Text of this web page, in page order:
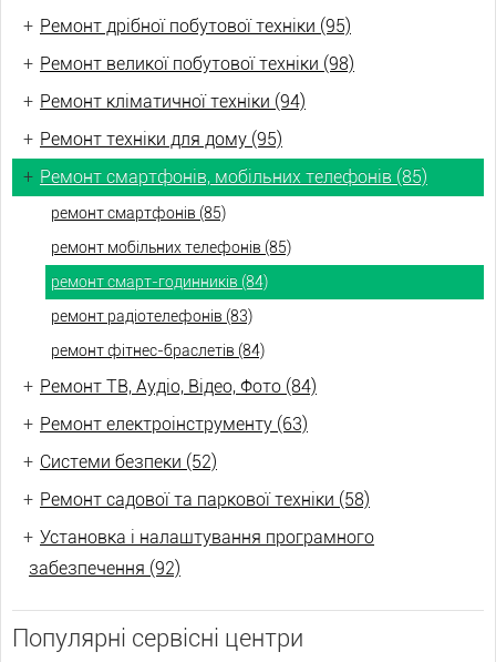
+ Ремонт дрібної побутової техніки (95)
+ Ремонт великої побутової техніки (98)
+ Ремонт кліматичної техніки (94)
+ Ремонт техніки для дому (95)
+ Ремонт смартфонів, мобільних телефонів (85)
ремонт смартфонів (85)
ремонт мобільних телефонів (85)
ремонт смарт-годинників (84)
ремонт радіотелефонів (83)
ремонт фітнес-браслетів (84)
+ Ремонт ТВ, Аудіо, Відео, Фото (84)
+ Ремонт електроінструменту (63)
+ Системи безпеки (52)
+ Ремонт садової та паркової техніки (58)
+ Установка і налаштування програмного
забезпечення (92)
Популярні сервісні центри